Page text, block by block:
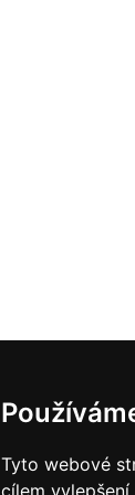
Tyto webové
cílem